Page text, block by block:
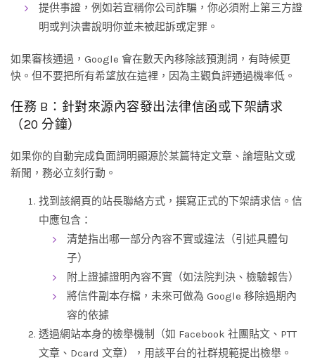
提供事證，例如若宣稱你公司詐騙，你必須附上第三方證
明或判決書說明你並未被起訴或定罪。
如果審核通過，Google 會在數天內移除該預測詞，有時候更
快。但不要把所有希望放在這裡，因為主觀負評通過機率低。
任務 B：針對來源內容發出法律信函或下架請求
（20 分鐘）
如果你的自動完成負面詞明顯源於某篇特定文章、論壇貼文或
新聞，務必立刻行動。
找到該網頁的站長聯絡方式，撰寫正式的下架請求信。信
中應包含：
清楚指出哪一部分內容不實或違法（引述具體句
子）
附上證據證明內容不實（如法院判決、檢驗報告）
將信件副本存檔，未來可做為 Google 移除過期內
容的依據
透過網站本身的檢舉機制（如 Facebook 社團貼文、PTT
文章、Dcard 文章），用該平台的社群規範提出檢舉。